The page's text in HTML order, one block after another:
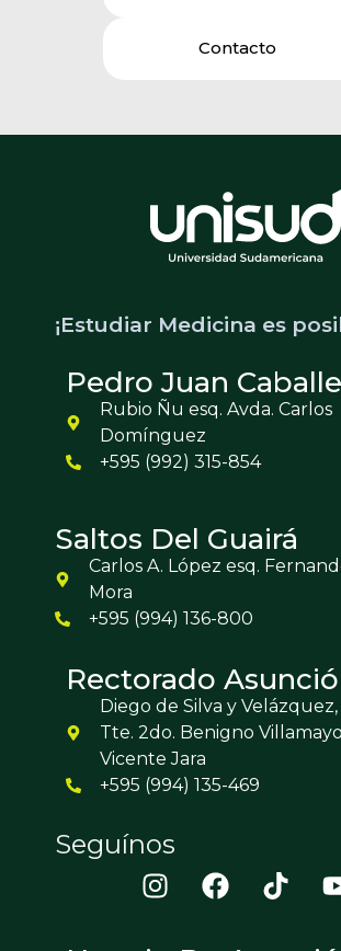
Contacto
¡Estudiar Medicina es
Pedro Juan
Rubio Ñu esq. Avda. Carlos
Domínguez
+595 (992) 315-854
Saltos Del Guairá
Carlos A. López esq.
Mora
+595 (994) 136-800
Rectorado
Diego de Silva y
Tte. 2do. Benigno
Vicente Jara
+595 (994) 135-469
Seguínos